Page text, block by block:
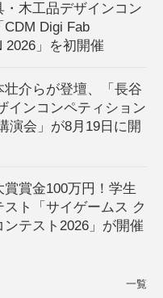
・木工品デザインコン
Digi Fab
2026」を初開催
介らが登壇、「長谷
インコンペティション
演会」が8月19日に開
賞賞金100万円！学生
ト「サイゲームス ク
ンテスト2026」が開催
一覧